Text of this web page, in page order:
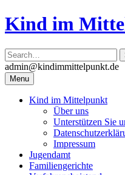
Skip
to
Kind im
admin@kindimmittelpunkt.de
Menu
Kind im Mittelpunkt
Über uns
Unterstützen Sie
Impressum
Jugendamt
Familiengerichte